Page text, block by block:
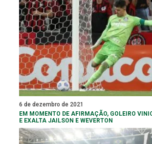
6 de dezembro de 2021
EM MOMENTO DE AFIRMAÇÃO, GOLEIRO
E EXALTA JAILSON E WEVERTON